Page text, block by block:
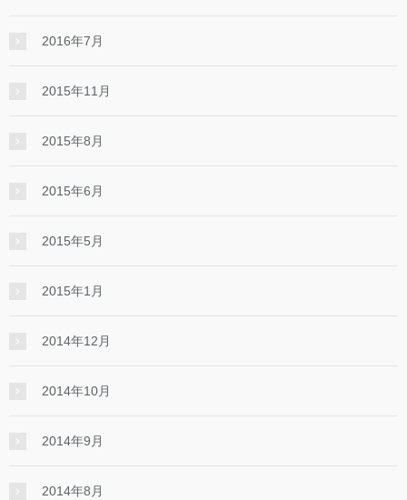
2016年7月
2015年11月
2015年8月
2015年6月
2015年5月
2015年1月
2014年12月
2014年10月
2014年9月
2014年8月